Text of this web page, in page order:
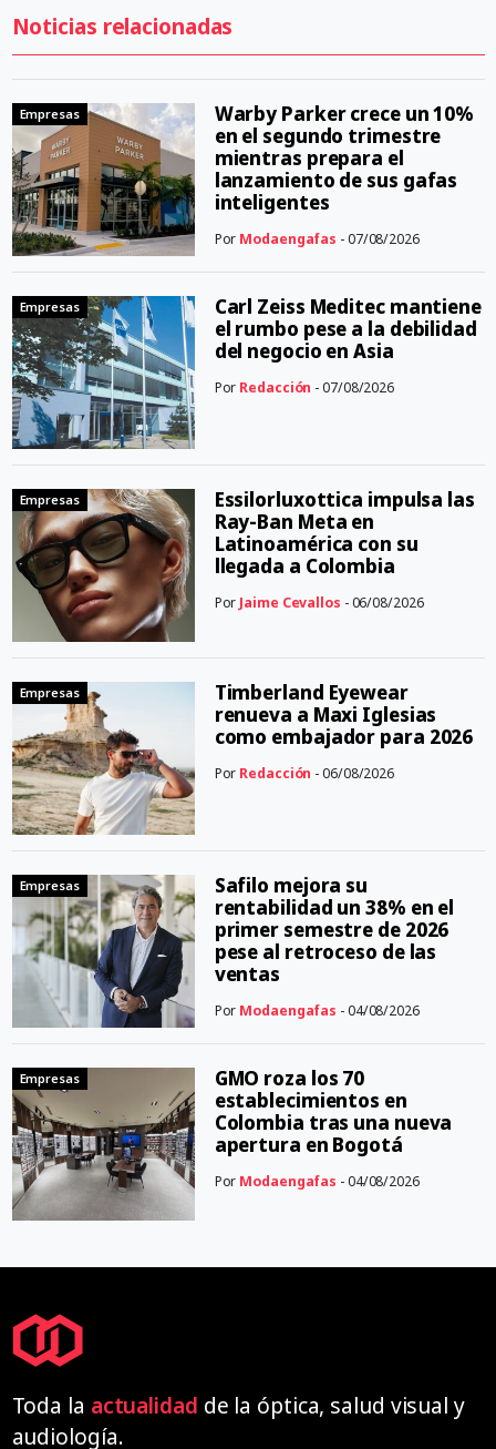
Noticias relacionadas
Empresas
Warby Parker crece un 10%
en el segundo trimestre
mientras prepara el
lanzamiento de sus gafas
inteligentes
Por Modaengafas - 07/08/2026
Empresas
Carl Zeiss Meditec mantiene
el rumbo pese a la debilidad
del negocio en Asia
Por Redacción - 07/08/2026
Empresas
Essilorluxottica impulsa las
Ray-Ban Meta en
Latinoamérica con su
llegada a Colombia
Por Jaime Cevallos - 06/08/2026
Empresas
Timberland Eyewear
renueva a Maxi Iglesias
como embajador para 2026
Por Redacción - 06/08/2026
Empresas
Safilo mejora su
rentabilidad un 38% en el
primer semestre de 2026
pese al retroceso de las
ventas
Por Modaengafas - 04/08/2026
Empresas
GMO roza los 70
establecimientos en
Colombia tras una nueva
apertura en Bogotá
Por Modaengafas - 04/08/2026
Toda la actualidad de la óptica, salud visual y
audiología.